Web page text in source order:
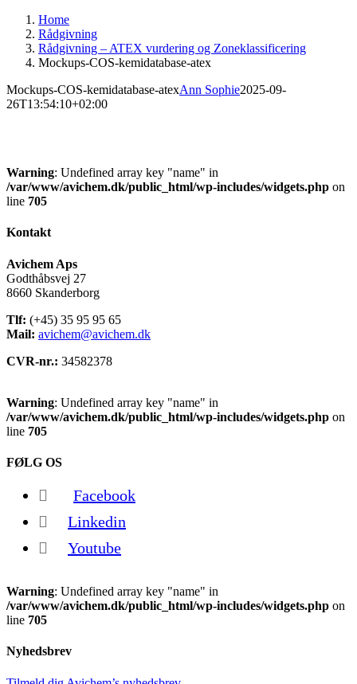
Home
Rådgivning
Rådgivning – ATEX vurdering og Zoneklassificering
Mockups-COS-kemidatabase-atex
Mockups-COS-kemidatabase-atexAnn Sophie2025-09-
26T13:54:10+02:00
Warning: Undefined array key "name" in
/var/www/avichem.dk/public_html/wp-includes/widgets.php on
line 705
Kontakt
Avichem Aps
Godthåbsvej 27
8660 Skanderborg
Tlf: (+45) 35 95 95 65
Mail: avichem@avichem.dk
CVR-nr.: 34582378
Warning: Undefined array key "name" in
/var/www/avichem.dk/public_html/wp-includes/widgets.php on
line 705
FØLG OS
Facebook
Linkedin
Youtube
Warning: Undefined array key "name" in
/var/www/avichem.dk/public_html/wp-includes/widgets.php on
line 705
Nyhedsbrev